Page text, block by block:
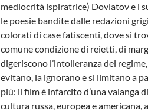
mediocrità ispiratrice) Dovlatov e i
le poesie bandite dalle redazioni
colorati di case fatiscenti, dove si
comune condizione di reietti, di
digeriscono l’intolleranza del
evitano, la ignorano e si limitano a
più: il film è infarcito d’una valanga
cultura russa, europea e